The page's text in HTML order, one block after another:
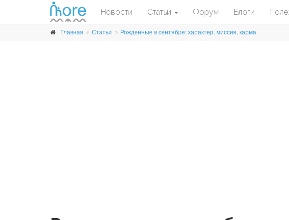
Новости Статьи Форум Блоги
Главная Статьи Рожденные в сентябре: характер, миссия, карма